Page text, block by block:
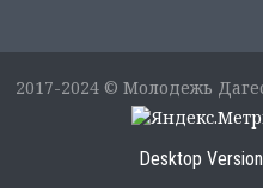
2017-2024 © Молодежь
Desktop Version